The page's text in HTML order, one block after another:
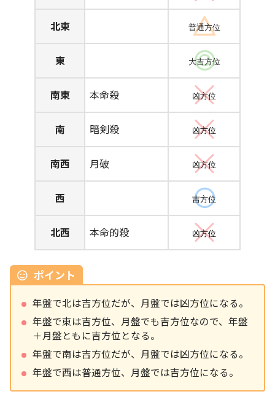
北東 普通方位
東 大吉方位
南東 本命殺 凶方位
南 暗剣殺 凶方位
南西 月破 凶方位
西 吉方位
北西 本命的殺 凶方位
ポイント
年盤で北は吉方位だが、月盤では凶方位になる。
年盤で東は吉方位、月盤でも吉方位なので、年盤
＋月盤ともに吉方位となる。
年盤で南は吉方位だが、月盤では凶方位になる。
年盤で西は普通方位、月盤では吉方位になる。